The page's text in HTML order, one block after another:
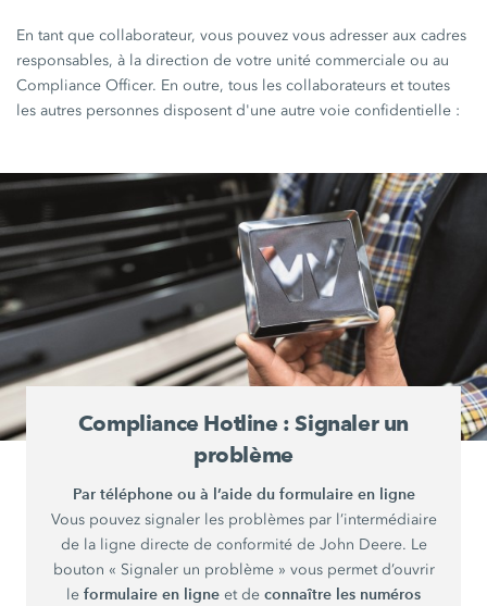
En tant que collaborateur, vous pouvez vous adresser aux cadres
responsables, à la direction de votre unité commerciale ou au
Compliance Officer. En outre, tous les collaborateurs et toutes
les autres personnes disposent d'une autre voie confidentielle :
Compliance Hotline : Signaler un
problème
Par téléphone ou à l’aide du formulaire en ligne
Vous pouvez signaler les problèmes par l’intermédiaire
de la ligne directe de conformité de John Deere. Le
bouton « Signaler un problème » vous permet d’ouvrir
le formulaire en ligne et de connaître les numéros